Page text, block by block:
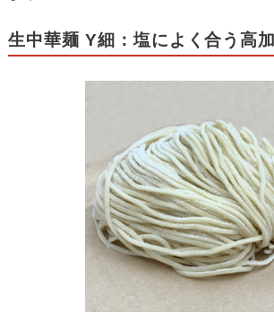
生中華麺 Y細：塩によく合う高